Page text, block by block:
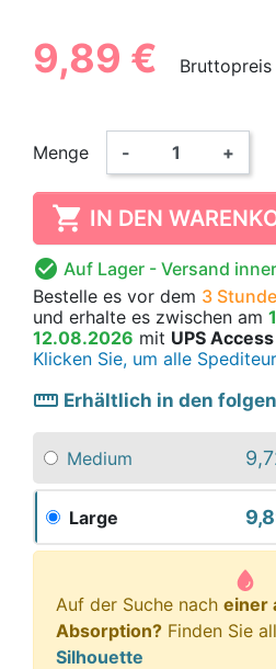
9,89 € Bruttopreis
Menge - +
 IN DEN
 Auf Lager - Versand
Bestelle es vor dem 3
und erhalte es zwischen am
12.08.2026 mit UPS
Klicken Sie, um alle
straighten Erhältlich in den
Medium
Large
Auf der Suche nach einer
Absorption? Finden Sie
Silhouette